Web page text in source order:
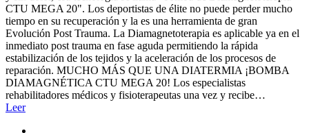
CTU MEGA 20". Los deportistas de élite no puede perder mucho
tiempo en su recuperación y la es una herramienta de gran
Evolución Post Trauma. La Diamagnetoterapia es aplicable ya en el
inmediato post trauma en fase aguda permitiendo la rápida
estabilización de los tejidos y la aceleración de los procesos de
reparación. MUCHO MÁS QUE UNA DIATERMIA ¡BOMBA
DIAMAGNÉTICA CTU MEGA 20! Los especialistas
rehabilitadores médicos y fisioterapeutas una vez y recibe…
Leer